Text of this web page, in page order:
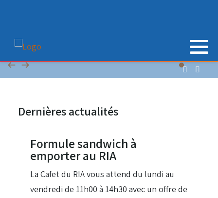
Dernières actualités
Formule sandwich à
emporter au RIA
La Cafet du RIA vous attend du lundi au
vendredi de 11h00 à 14h30 avec un offre de